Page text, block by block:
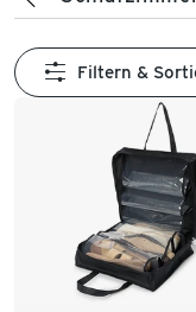
Filtern &